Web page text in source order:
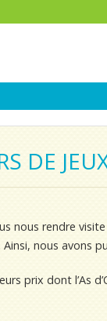
DE
nous rendre
nous avons
prix dont l’As